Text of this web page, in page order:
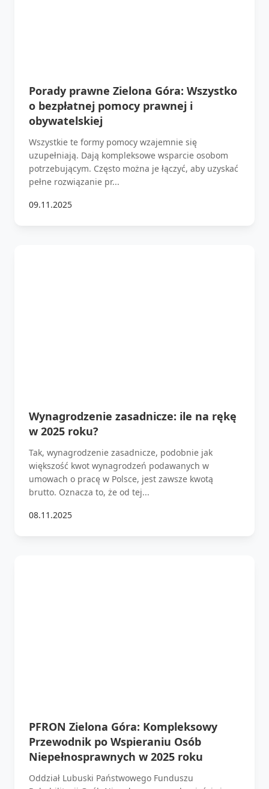
Porady prawne Zielona Góra: Wszystko
o bezpłatnej pomocy prawnej i
obywatelskiej
Wszystkie te formy pomocy wzajemnie się
uzupełniają. Dają kompleksowe wsparcie osobom
potrzebującym. Często można je łączyć, aby uzyskać
pełne rozwiązanie pr...
09.11.2025
Wynagrodzenie zasadnicze: ile na rękę
w 2025 roku?
Tak, wynagrodzenie zasadnicze, podobnie jak
większość kwot wynagrodzeń podawanych w
umowach o pracę w Polsce, jest zawsze kwotą
brutto. Oznacza to, że od tej...
08.11.2025
PFRON Zielona Góra: Kompleksowy
Przewodnik po Wspieraniu Osób
Niepełnosprawnych w 2025 roku
Oddział Lubuski Państwowego Funduszu